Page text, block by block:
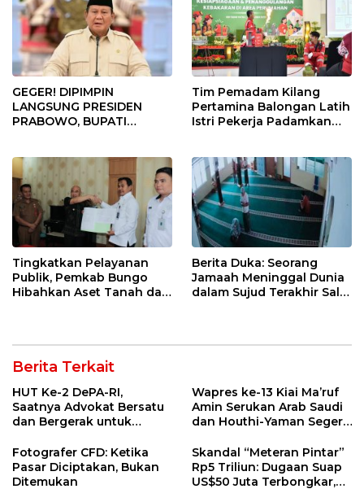
GEGER! DIPIMPIN
LANGSUNG PRESIDEN
PRABOWO, BUPATI
Alasannya?
Tim Pemadam Kilang
Pertamina Balongan Latih
Istri Pekerja Padamkan
Tingkatkan Pelayanan
Publik, Pemkab Bungo
Hibahkan Aset Tanah dan
Berita Duka: Seorang
Jamaah Meninggal Dunia
dalam Sujud Terakhir Salat
Berita Terkait
HUT Ke-2 DePA-RI,
Saatnya Advokat Bersatu
dan Bergerak untuk
Wapres ke-13 Kiai Ma’ruf
Amin Serukan Arab Saudi
dan Houthi-Yaman Segera
Fotografer CFD: Ketika
Pasar Diciptakan, Bukan
Ditemukan
Skandal “Meteran Pintar”
Rp5 Triliun: Dugaan Suap
US$50 Juta Terbongkar,